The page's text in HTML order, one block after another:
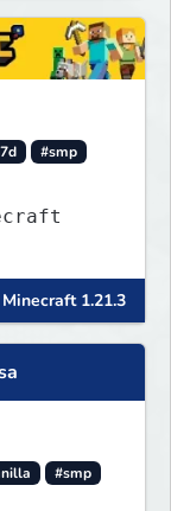
#smp
Minecraft 1.21.3
#smp